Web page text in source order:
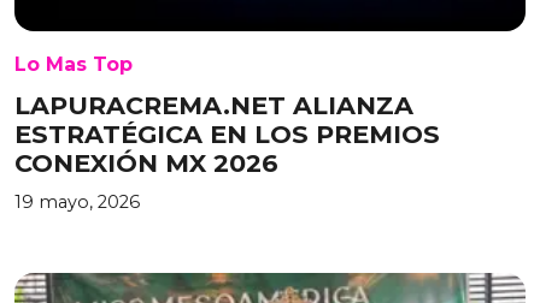
Lo Mas Top
LAPURACREMA.NET ALIANZA
ESTRATÉGICA EN LOS PREMIOS
CONEXIÓN MX 2026
19 mayo, 2026